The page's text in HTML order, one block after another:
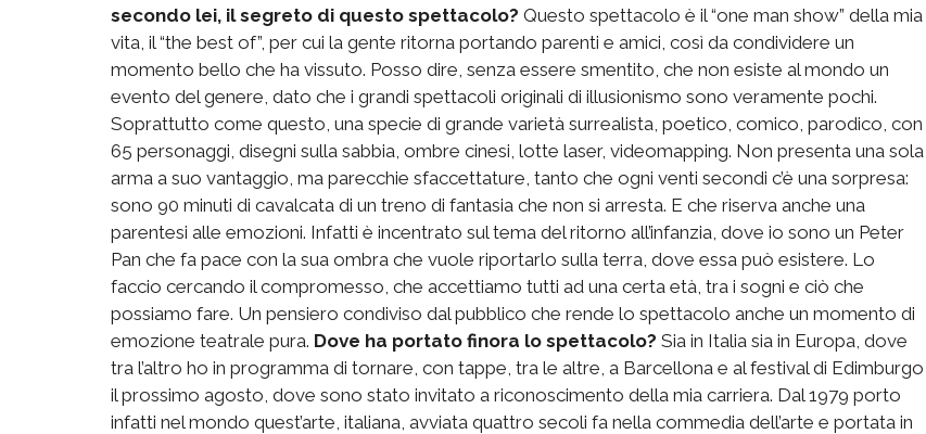
secondo lei, il segreto di questo spettacolo? Questo spettacolo è il “one man show” della mia
vita, il “the best of”, per cui la gente ritorna portando parenti e amici, così da condividere un
momento bello che ha vissuto. Posso dire, senza essere smentito, che non esiste al mondo un
evento del genere, dato che i grandi spettacoli originali di illusionismo sono veramente pochi.
Soprattutto come questo, una specie di grande varietà surrealista, poetico, comico, parodico, con
65 personaggi, disegni sulla sabbia, ombre cinesi, lotte laser, videomapping. Non presenta una sola
arma a suo vantaggio, ma parecchie sfaccettature, tanto che ogni venti secondi c’è una sorpresa:
sono 90 minuti di cavalcata di un treno di fantasia che non si arresta. E che riserva anche una
parentesi alle emozioni. Infatti è incentrato sul tema del ritorno all’infanzia, dove io sono un Peter
Pan che fa pace con la sua ombra che vuole riportarlo sulla terra, dove essa può esistere. Lo
faccio cercando il compromesso, che accettiamo tutti ad una certa età, tra i sogni e ciò che
possiamo fare. Un pensiero condiviso dal pubblico che rende lo spettacolo anche un momento di
emozione teatrale pura. Dove ha portato finora lo spettacolo? Sia in Italia sia in Europa, dove
tra l’altro ho in programma di tornare, con tappe, tra le altre, a Barcellona e al festival di Edimburgo
il prossimo agosto, dove sono stato invitato a riconoscimento della mia carriera. Dal 1979 porto
infatti nel mondo quest’arte, italiana, avviata quattro secoli fa nella commedia dell’arte e portata in